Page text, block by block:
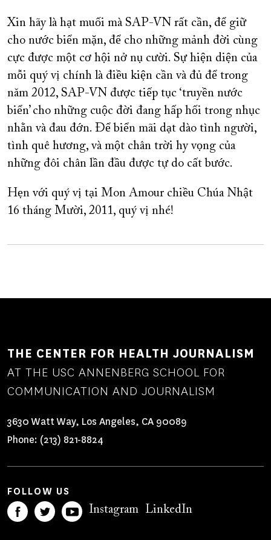
Xin hãy là hạt muối mà SAP-VN rất cần, để giữ
cho nước biển mặn, để cho những mảnh đời cùng
cực được một cơ hội nở nụ cười. Sự hiện diện của
mỗi quý vị chính là điều kiện cần và đủ để trong
năm 2012, SAP-VN được tiếp tục ‘truyền nước
biển’ cho những cuộc đời đang hấp hối trong nhục
nhằn và đau đớn. Để biển mãi dạt dào tình người,
tình quê hương, và một chân trời hy vọng của
những đôi chân lần đầu được tự do cất bước.
Hẹn với quý vị tại Mon Amour chiều Chúa Nhật
16 tháng Mười, 2011, quý vị nhé!
THE CENTER FOR HEALTH JOURNALISM
AT THE USC ANNENBERG SCHOOL FOR
COMMUNICATION AND JOURNALISM
3630 Watt Way, Los Angeles, CA 90089
Phone: (213) 821-8824
FOLLOW US
Instagram LinkedIn